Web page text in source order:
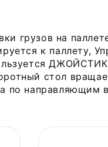
грузов на
к паллету,
стол
по направляющим